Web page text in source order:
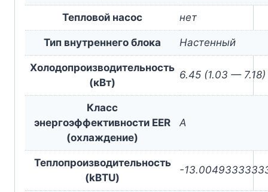
Тепловой насос нет
Тип внутреннего блока Настенный
Холодопроизводительность
(кВт)
6.45 (1.03 — 7.18)
Класс
энергоэффективности EER
(охлаждение)
A
Теплопроизводительность
(kBTU)
-